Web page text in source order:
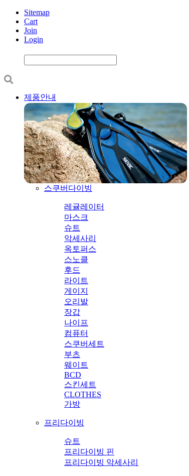
Sitemap
Cart
Join
Login
제품안내
스쿠버다이빙
레귤레이터
마스크
슈트
악세사리
옥토퍼스
스노클
후드
라이트
게이지
오리발
장갑
나이프
컴퓨터
스쿠버세트
부츠
웨이트
BCD
스킨세트
CLOTHES
가방
프리다이빙
슈트
프리다이빙 핀
프리다이빙 악세사리